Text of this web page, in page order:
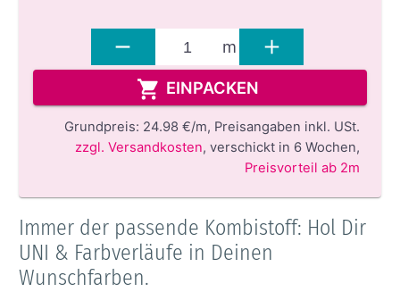
m
EINPACKEN
Grundpreis: 24.98 €/m, Preisangaben inkl. USt.
zzgl. Versandkosten,verschickt in 6 Wochen,
Preisvorteil ab 2m
Immer der passende Kombistoff: Hol Dir
UNI & Farbverläufe in Deinen
Wunschfarben.